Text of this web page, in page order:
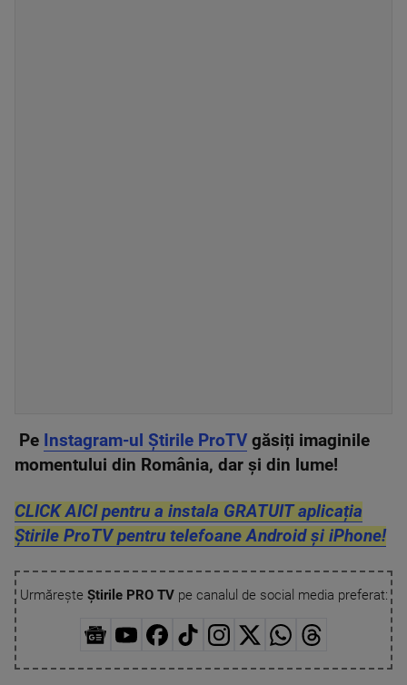
Pe Instagram-ul Știrile ProTV găsiți imaginile
momentului din România, dar și din lume!
CLICK AICI pentru a instala GRATUIT aplicația
Știrile ProTV pentru telefoane Android și iPhone!
Urmărește Știrile PRO TVpe canalul de social media preferat: